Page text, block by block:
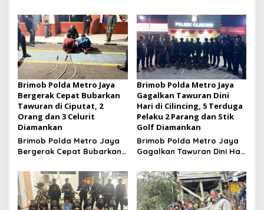
kepada Kepolisian
Brimob Polda Metro Jaya
Bergerak Cepat Bubarkan
Tawuran di Ciputat, 2
Orang dan 3 Celurit
Diamankan
Brimob Polda Metro Jaya
Bergerak Cepat Bubarkan
Orang dan 3 Celurit
Diamankan
Brimob Polda Metro Jaya
Gagalkan Tawuran Dini
Hari di Cilincing, 5 Terduga
Pelaku 2 Parang dan Stik
Golf Diamankan
Brimob Polda Metro Jaya
Gagalkan Tawuran Dini Hari
Pelaku 2 Parang dan Stik
Golf Diamankan